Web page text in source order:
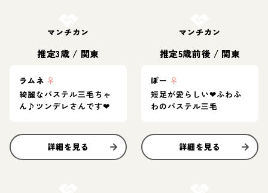
マンチカン
推定3歳 / 関東
ラムネ ♀
綺麗なパステル三毛ちゃ
ん♪ツンデレさんです❤
詳細を見る
マンチカン
推定5歳前後 / 関東
ぽー ♀
短足が愛らしい❤ふわふ
わのパステル三毛
詳細を見る